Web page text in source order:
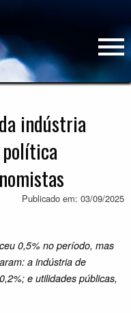
indústria
política
Publicado em: 03/09/2025
0,5% no período, mas
a indústria de
e utilidades públicas,